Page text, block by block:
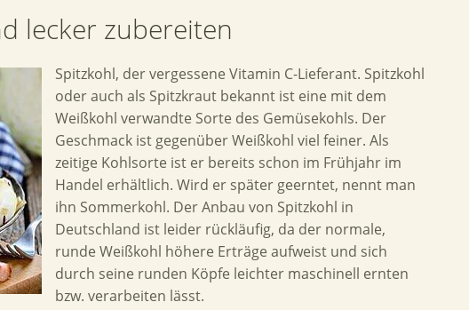
lecker zubereiten
Spitzkohl, der vergessene Vitamin C-Lieferant. Spitzkohl
oder auch als Spitzkraut bekannt ist eine mit dem
Weißkohl verwandte Sorte des Gemüsekohls. Der
Geschmack ist gegenüber Weißkohl viel feiner. Als
zeitige Kohlsorte ist er bereits schon im Frühjahr im
Handel erhältlich. Wird er später geerntet, nennt man
ihn Sommerkohl. Der Anbau von Spitzkohl in
Deutschland ist leider rückläufig, da der normale,
runde Weißkohl höhere Erträge aufweist und sich
durch seine runden Köpfe leichter maschinell ernten
bzw. verarbeiten lässt.